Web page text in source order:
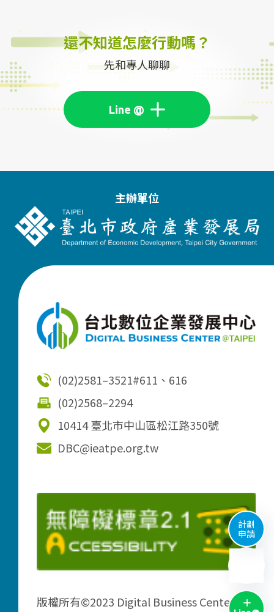
計劃
申請
還不知道怎麼行動嗎？
先和專人聊聊
主辦單位
(02)2581–3521#611、616
(02)2568–2294
10414 臺北市中山區松江路350號
DBC@ieatpe.org.tw
版權所有©2023 Digital Business Center